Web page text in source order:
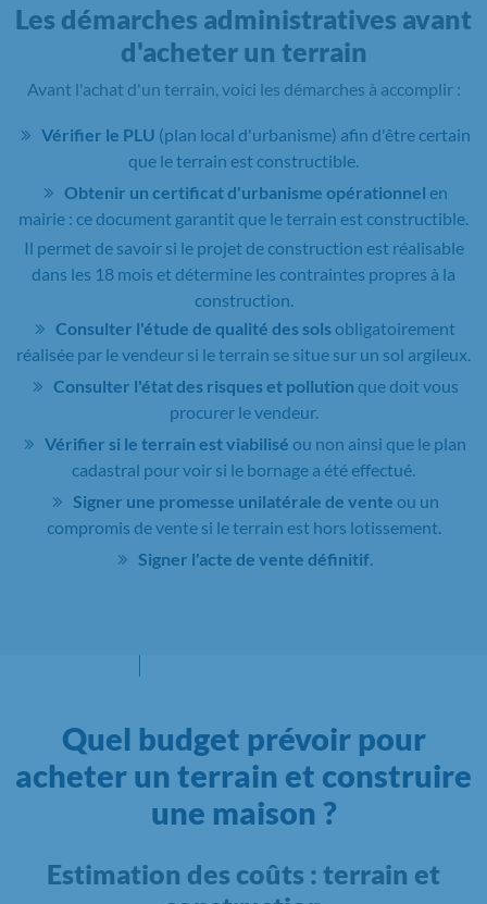
Les démarches administratives avant
d'acheter un terrain
Avant l'achat d'un terrain, voici les démarches à accomplir :
Vérifier le PLU (plan local d'urbanisme) afin d'être certain
que le terrain est constructible.
Obtenir un certificat d'urbanisme opérationnel en
mairie : ce document garantit que le terrain est constructible.
Il permet de savoir si le projet de construction est réalisable
dans les 18 mois et détermine les contraintes propres à la
construction.
Consulter l'étude de qualité des sols obligatoirement
réalisée par le vendeur si le terrain se situe sur un sol argileux.
Consulter l'état des risques et pollution que doit vous
procurer le vendeur.
Vérifier si le terrain est viabilisé ou non ainsi que le plan
cadastral pour voir si le bornage a été effectué.
Signer une promesse unilatérale de vente ou un
compromis de vente si le terrain est hors lotissement.
Signer l'acte de vente définitif
Quel budget prévoir pour
acheter un terrain et construire
une maison ?
Estimation des coûts : terrain et